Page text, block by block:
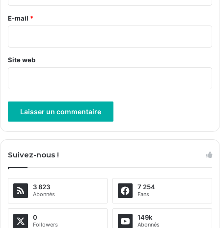
r
e
E-mail *
Site web
t
n
Suivez-nous !
3 823
Abonnés
7 254
Fans
0
Followers
149k
Abonnés